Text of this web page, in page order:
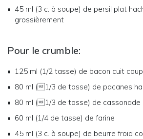
45 ml (3 c. à soupe) de persil plat
grossièrement
Pour le crumble:
125 ml (1/2 tasse) de bacon cuit
80 ml (1/3 de tasse) de pacanes
80 ml (1/3 de tasse) de cassonade
60 ml (1/4 de tasse) de farine
45 ml (3 c. à soupe) de beurre froid